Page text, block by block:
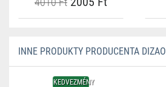
INNE PRODUKTY PRODUCENTA DIZAO
KEDVEZMÉNY